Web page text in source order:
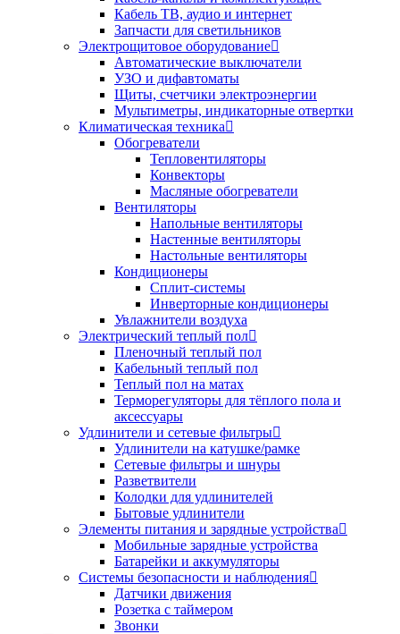
Кабель ТВ, аудио и интернет
Запчасти для светильников
Электрощитовое оборудование
Автоматические выключатели
УЗО и дифавтоматы
Щиты, счетчики электроэнергии
Мультиметры, индикаторные отвертки
Климатическая техника
Обогреватели
Тепловентиляторы
Конвекторы
Масляные обогреватели
Вентиляторы
Напольные вентиляторы
Настенные вентиляторы
Настольные вентиляторы
Кондиционеры
Сплит-системы
Инверторные кондиционеры
Увлажнители воздуха
Электрический теплый пол
Пленочный теплый пол
Кабельный теплый пол
Теплый пол на матах
Терморегуляторы для тёплого пола и
аксессуары
Удлинители и сетевые фильтры
Удлинители на катушке/рамке
Сетевые фильтры и шнуры
Разветвители
Колодки для удлинителей
Бытовые удлинители
Элементы питания и зарядные устройства
Мобильные зарядные устройства
Батарейки и аккумуляторы
Системы безопасности и наблюдения
Датчики движения
Розетка с таймером
Звонки